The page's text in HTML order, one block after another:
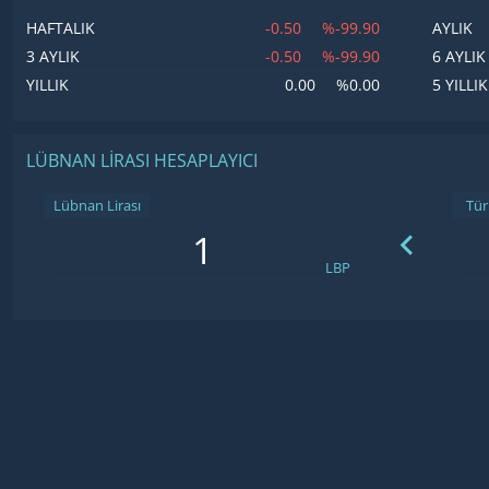
HAFTALIK -0.50 %-99.90 AYLIK
3 AYLIK
-0.50 %-99.90 6 AYLIK
YILLIK
0.00 %0.00 5 YILLIK
LÜBNAN LIRASI HESAPLAYICI
Lübnan Lirası
LBP